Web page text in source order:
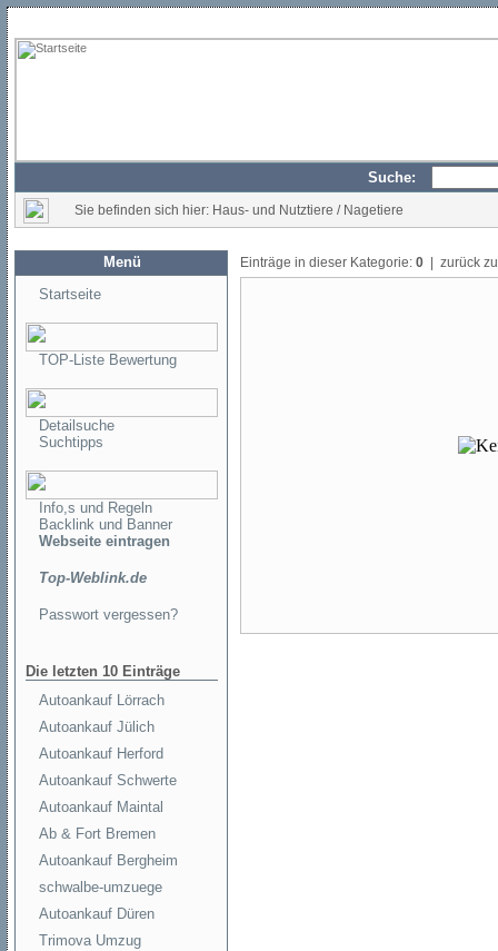
Suche:
Sie befinden sich hier: Haus- und Nutztiere / Nagetiere
Menü
Startseite
TOP-Liste Bewertung
Detailsuche
Suchtipps
Info,s und Regeln
Backlink und Banner
Webseite eintragen
Top-Weblink.de
Passwort vergessen?
Die letzten 10 Einträge
Autoankauf Lörrach
Autoankauf Jülich
Autoankauf Herford
Autoankauf Schwerte
Autoankauf Maintal
Ab & Fort Bremen
Autoankauf Bergheim
schwalbe-umzuege
Autoankauf Düren
Trimova Umzug
Einträge in dieser Kategorie: 0 | zurück